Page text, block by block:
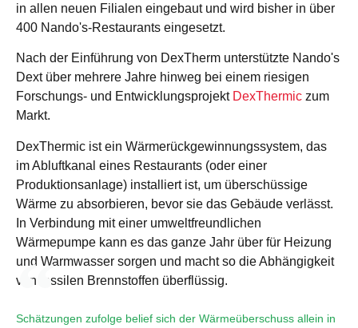
in allen neuen Filialen eingebaut und wird bisher in über
400 Nando's-Restaurants eingesetzt.
Nach der Einführung von DexTherm unterstützte Nando's
Dext über mehrere Jahre hinweg bei einem riesigen
Forschungs- und Entwicklungsprojekt DexThermic zum
Markt.
DexThermic ist ein Wärmerückgewinnungssystem, das
im Abluftkanal eines Restaurants (oder einer
Produktionsanlage) installiert ist, um überschüssige
Wärme zu absorbieren, bevor sie das Gebäude verlässt.
In Verbindung mit einer umweltfreundlichen
Wärmepumpe kann es das ganze Jahr über für Heizung
und Warmwasser sorgen und macht so die Abhängigkeit
von fossilen Brennstoffen überflüssig.
Schätzungen zufolge belief sich der Wärmeüberschuss allein in